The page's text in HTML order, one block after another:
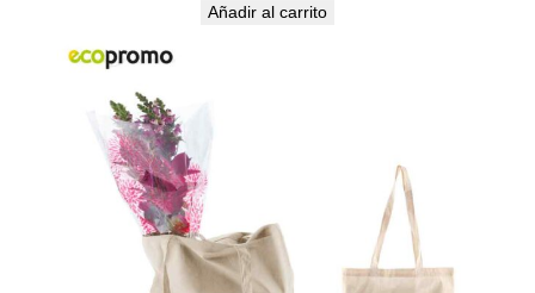
Añadir al carrito